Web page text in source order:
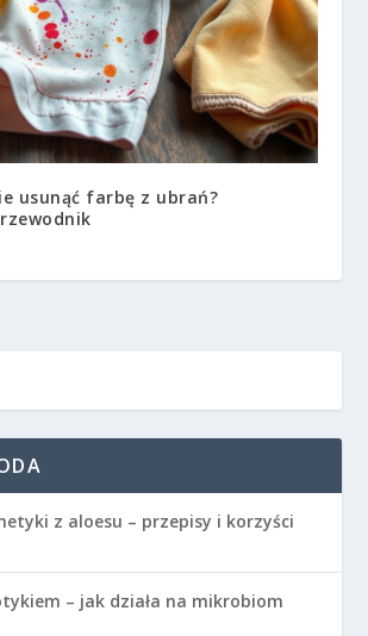
usunąć farbę z ubrań?
z aloesu – przepisy i korzyści
– jak działa na mikrobiom